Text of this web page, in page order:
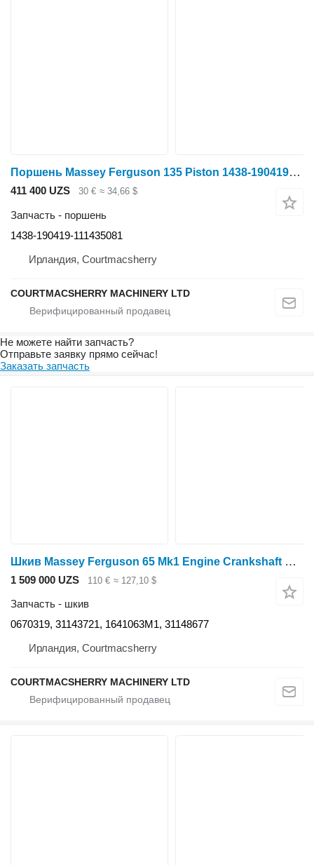
Поршень Massey Ferguson 135 Piston 1438-190419-111435081 для минитрактора
411 400 UZS 30 € ≈ 34,66 $
Запчасть - поршень
1438-190419-111435081
Ирландия, Courtmacsherry
COURTMACSHERRY MACHINERY LTD
Не можете найти запчасть?
Отправьте заявку прямо сейчас!
Заказать запчасть
Шкив Massey Ferguson 65 Mk1 Engine Crankshaft Pulley 0670319, 31143721, 1641063m1 для минитрактора
1 509 000 UZS 110 € ≈ 127,10 $
Запчасть - шкив
0670319, 31143721, 1641063M1, 31148677
Ирландия, Courtmacsherry
COURTMACSHERRY MACHINERY LTD